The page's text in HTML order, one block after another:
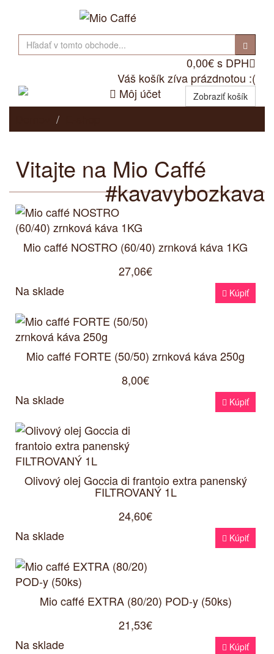
0,00€ s DPH
Váš košík zíva prázdnotou :(
Zobraziť košík
 Môj účet
Vitajte na Mio Caffé
#kavavybozkava
Mio caffé NOSTRO (60/40) zrnková káva 1KG
27,06€
Na sklade
 Kúpiť
Mio caffé FORTE (50/50) zrnková káva 250g
8,00€
Na sklade
 Kúpiť
Olivový olej Goccia di frantoio extra panenský
FILTROVANÝ 1L
24,60€
Na sklade
 Kúpiť
Mio caffé EXTRA (80/20) POD-y (50ks)
21,53€
Na sklade
 Kúpiť